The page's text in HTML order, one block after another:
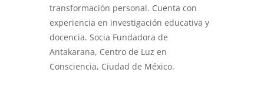
transformación personal. Cuenta con
experiencia en investigación educativa y
docencia. Socia Fundadora de
Antakarana, Centro de Luz en
Consciencia, Ciudad de México.